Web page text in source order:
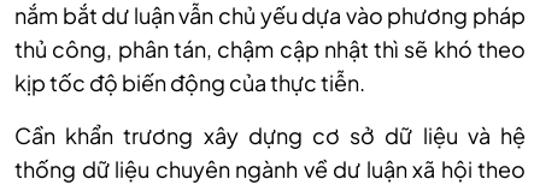
nắm bắt dư luận vẫn chủ yếu dựa vào phương pháp
thủ công, phân tán, chậm cập nhật thì sẽ khó theo
kịp tốc độ biến động của thực tiễn.
Cần khẩn trương xây dựng cơ sở dữ liệu và hệ
thống dữ liệu chuyên ngành về dư luận xã hội theo